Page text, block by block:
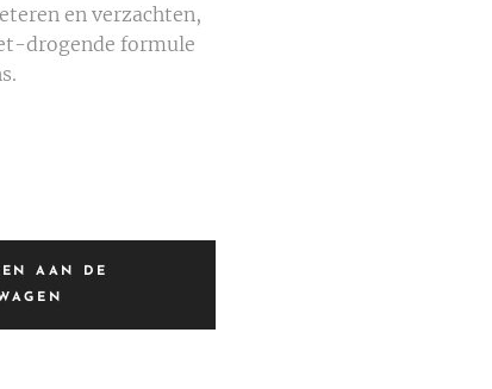
en verzachten,
drogende formule
AAN DE